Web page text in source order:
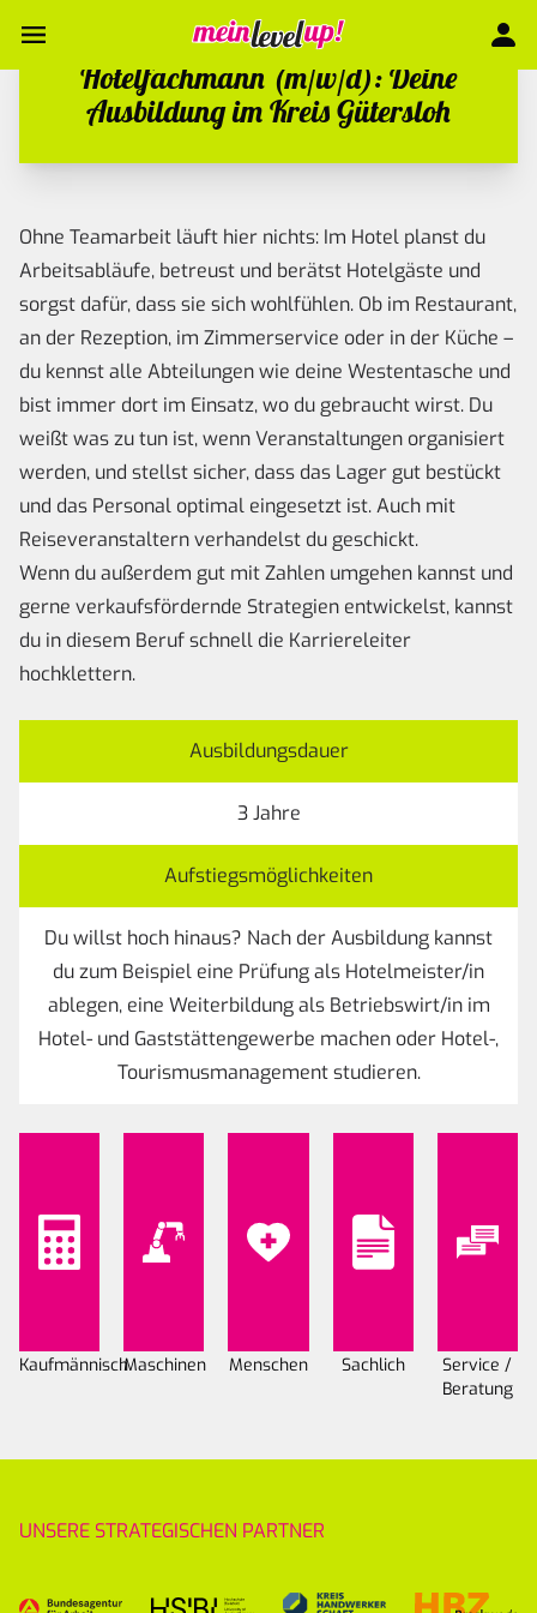
Hotelfachmann (m/w/d): Deine
Ausbildung im Kreis Gütersloh
Ohne Teamarbeit läuft hier nichts: Im Hotel planst du
Arbeitsabläufe, betreust und berätst Hotelgäste und
sorgst dafür, dass sie sich wohlfühlen. Ob im Restaurant,
an der Rezeption, im Zimmerservice oder in der Küche –
du kennst alle Abteilungen wie deine Westentasche und
bist immer dort im Einsatz, wo du gebraucht wirst. Du
weißt was zu tun ist, wenn Veranstaltungen organisiert
werden, und stellst sicher, dass das Lager gut bestückt
und das Personal optimal eingesetzt ist. Auch mit
Reiseveranstaltern verhandelst du geschickt.
Wenn du außerdem gut mit Zahlen umgehen kannst und
gerne verkaufsfördernde Strategien entwickelst, kannst
du in diesem Beruf schnell die Karriereleiter
hochklettern.
Ausbildungsdauer
3 Jahre
Aufstiegsmöglichkeiten
Du willst hoch hinaus? Nach der Ausbildung kannst
du zum Beispiel eine Prüfung als Hotelmeister/in
ablegen, eine Weiterbildung als Betriebswirt/in im
Hotel- und Gaststättengewerbe machen oder Hotel-,
Tourismusmanagement studieren.
KaufmännischMaschinen Menschen Sachlich
Service /
Beratung
UNSERE STRATEGISCHEN PARTNER